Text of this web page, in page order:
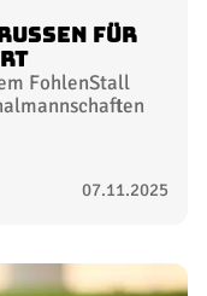
für
FohlenStall
07.11.2025